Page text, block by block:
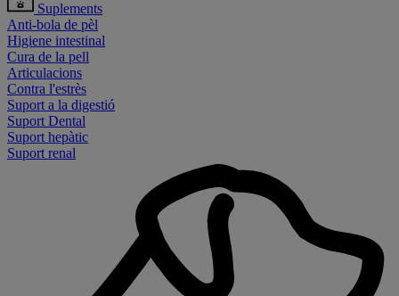
Suplements
Anti-bola de pèl
Higiene intestinal
Cura de la pell
Articulacions
Contra l'estrès
Suport a la digestió
Suport Dental
Suport hepàtic
Suport renal